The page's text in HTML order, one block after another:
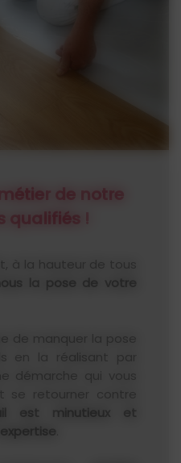
de notre
!
à la hauteur de tous
de manquer la pose
est minutieux et